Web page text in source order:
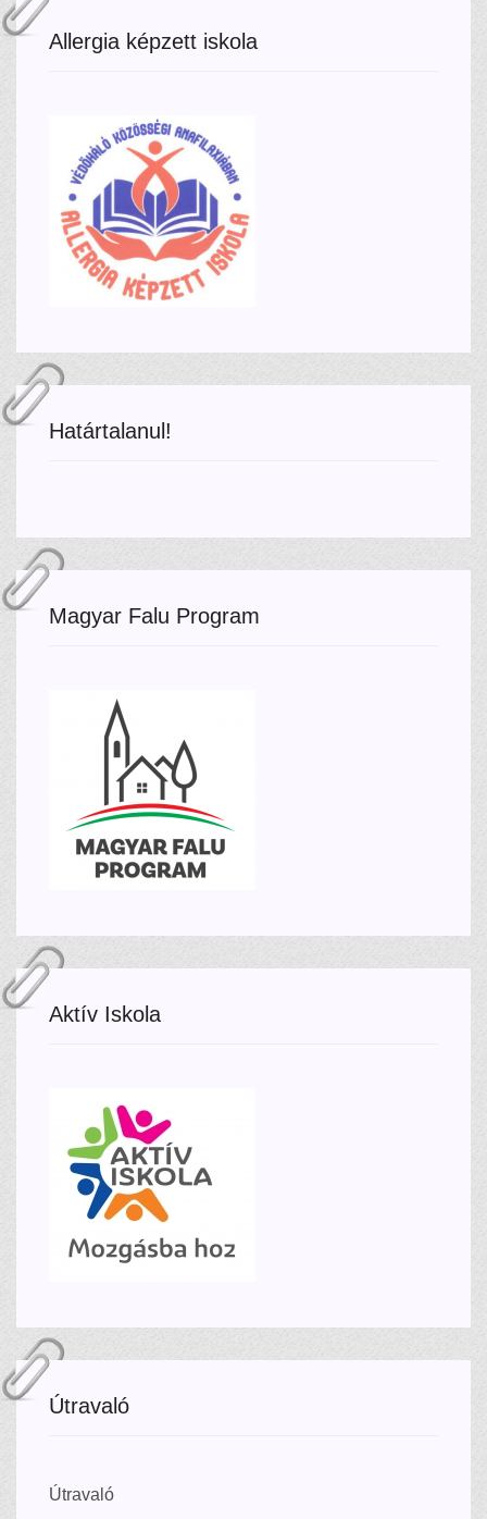
Allergia képzett iskola
Határtalanul!
Magyar Falu Program
Aktív Iskola
Útravaló
Útravaló